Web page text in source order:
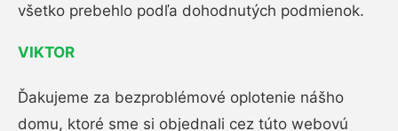
všetko prebehlo podľa dohodnutých podmienok.
VIKTOR
Ďakujeme za bezproblémové oplotenie nášho
domu, ktoré sme si objednali cez túto webovú